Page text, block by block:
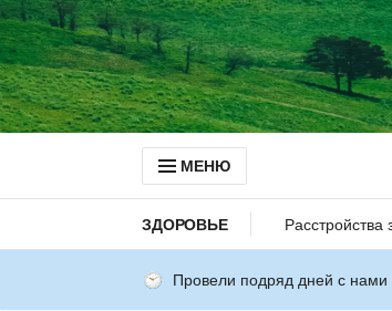
МЕНЮ
ЗДОРОВЬЕ Расстройства
Провели подряд дней с нами